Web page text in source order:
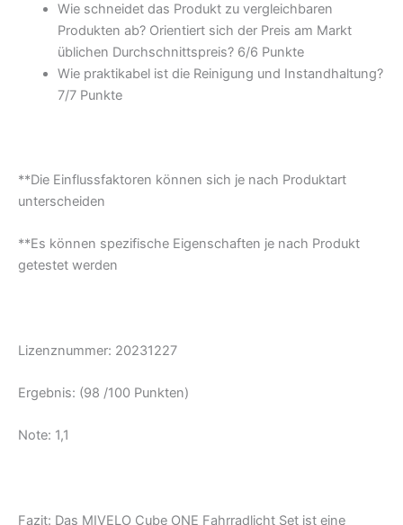
Wie schneidet das Produkt zu vergleichbaren
Produkten ab? Orientiert sich der Preis am Markt
üblichen Durchschnittspreis? 6/6 Punkte
Wie praktikabel ist die Reinigung und Instandhaltung?
7/7 Punkte
**Die Einflussfaktoren können sich je nach Produktart
unterscheiden
**Es können spezifische Eigenschaften je nach Produkt
getestet werden
Lizenznummer: 20231227
Ergebnis: (98 /100 Punkten)
Note: 1,1
Fazit: Das MIVELO Cube ONE Fahrradlicht Set ist eine